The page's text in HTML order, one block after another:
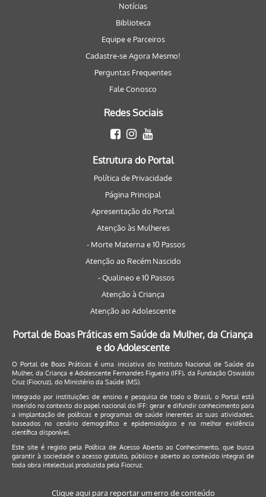
Notícias
Biblioteca
Equipe e Parceiros
Cadastre-se Agora Mesmo!
Perguntas Frequentes
Fale Conosco
Redes Sociais
Estrutura do Portal
Política de Privacidade
Página Principal
Apresentação do Portal
Atenção às Mulheres
- Morte Materna e 10 Passos
Atenção ao Recém Nascido
- Qualineo e 10 Passos
Atenção à Criança
Atenção ao Adolescente
Portal de Boas Práticas em Saúde da Mulher, da Criança
e do Adolescente
O Portal de Boas Práticas é uma iniciativa do Instituto Nacional de Saúde da
Mulher, da Criança e Adolescente Fernandes Figueira (IFF), da Fundação Oswaldo
Cruz (Fiocruz), do Ministério da Saúde (MS).
Integrado por instituições de ensino e pesquisa de todo o Brasil, o Portal está
inserido no contexto do papel nacional do IFF: gerar e difundir conhecimento para
a implantação de políticas e programas de saúde inerentes as suas atividades,
baseados no cenário demográfico e epidemiológico e na melhor evidência
científica disponível.
Este site é regido pela Política de Acesso Aberto ao Conhecimento, que busca
garantir à sociedade o acesso gratuito, público e aberto ao conteúdo integral de
toda obra intelectual produzida pela Fiocruz.
Clique aqui para reportar um erro de conteúdo